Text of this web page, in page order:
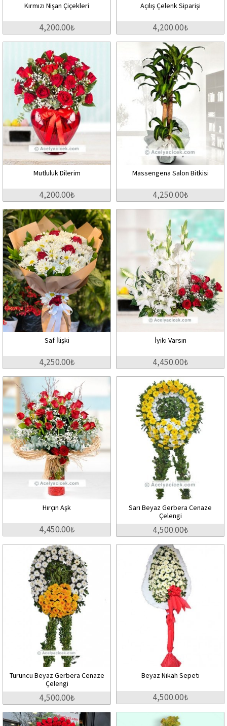
Kırmızı Nişan Çiçekleri
4,200.00₺
Açılış Çelenk Siparişi
4,200.00₺
Mutluluk Dilerim
4,200.00₺
Massengena Salon Bitkisi
4,250.00₺
Saf İlişki
4,250.00₺
İyiki Varsın
4,450.00₺
Hırçın Aşk
4,450.00₺
Sarı Beyaz Gerbera Cenaze
Çelengi
4,500.00₺
Turuncu Beyaz Gerbera Cenaze
Çelengi
4,500.00₺
Beyaz Nikah Sepeti
4,500.00₺